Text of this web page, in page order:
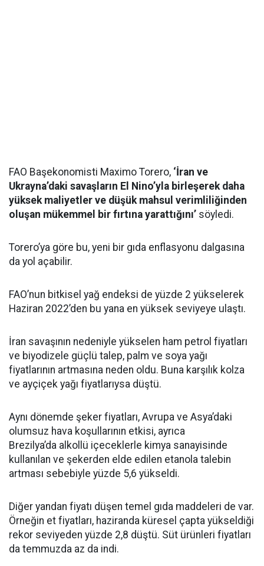
FAO Başekonomisti Maximo Torero, ‘İran ve
Ukrayna’daki savaşların El Nino’yla birleşerek daha
yüksek maliyetler ve düşük mahsul verimliliğinden
oluşan mükemmel bir fırtına yarattığını’ söyledi.
Torero’ya göre bu, yeni bir gıda enflasyonu dalgasına
da yol açabilir.
FAO’nun bitkisel yağ endeksi de yüzde 2 yükselerek
Haziran 2022’den bu yana en yüksek seviyeye ulaştı.
İran savaşının nedeniyle yükselen ham petrol fiyatları
ve biyodizele güçlü talep, palm ve soya yağı
fiyatlarının artmasına neden oldu. Buna karşılık kolza
ve ayçiçek yağı fiyatlarıysa düştü.
Aynı dönemde şeker fiyatları, Avrupa ve Asya’daki
olumsuz hava koşullarının etkisi, ayrıca
Brezilya’da alkollü içeceklerle kimya sanayisinde
kullanılan ve şekerden elde edilen etanola talebin
artması sebebiyle yüzde 5,6 yükseldi.
Diğer yandan fiyatı düşen temel gıda maddeleri de var.
Örneğin et fiyatları, haziranda küresel çapta yükseldiği
rekor seviyeden yüzde 2,8 düştü. Süt ürünleri fiyatları
da temmuzda az da indi.